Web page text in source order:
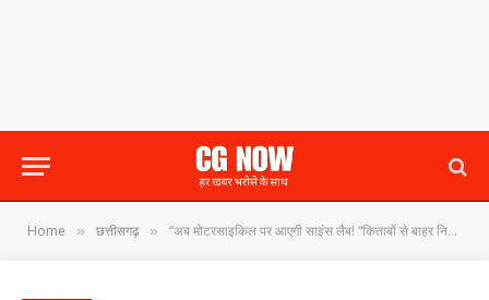
Home » छत्तीसगढ़ » “अब मोटरसाइकिल पर आएगी साइंस लैब! “किताबों से बाहर निकलकर प्रयोग करेंगे बच्चे ,बच्चों में वैज्ञानिक सोच विकसित करने की अनूठी कोशिश।”